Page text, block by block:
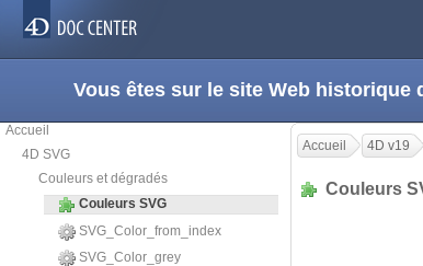
Vous êtes sur le site Web
Accueil
4D SVG
Couleurs et dégradés
Couleurs SVG
SVG_Color_from_index
SVG_Color_grey
Accueil 4D v19
Couleurs